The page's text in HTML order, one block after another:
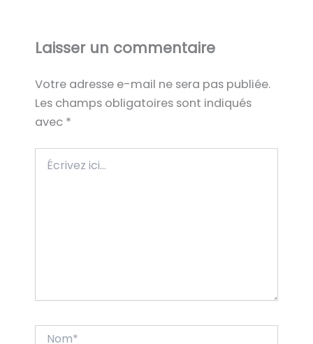
Laisser un commentaire
Votre adresse e-mail ne sera pas publiée.
Les champs obligatoires sont indiqués
avec *
ici…